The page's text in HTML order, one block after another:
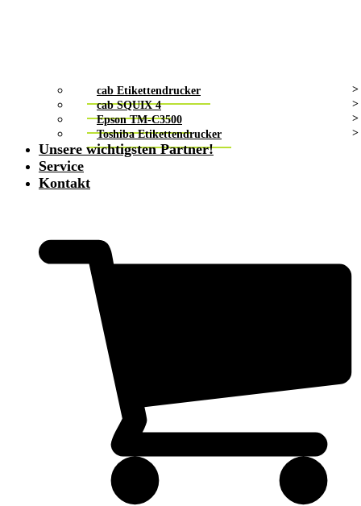
cab Etikettendrucker
cab SQUIX 4
Epson TM-C3500
Toshiba Etikettendrucker
Unsere wichtigsten Partner!
Service
Kontakt